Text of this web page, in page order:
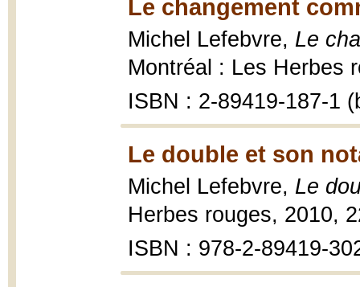
Le changement
Michel Lefebvre, Le
Montréal : Les Herbes
ISBN : 2-89419-187-1
Le double et son
Michel Lefebvre, Le
Herbes rouges, 2010,
ISBN : 978-2-89419-